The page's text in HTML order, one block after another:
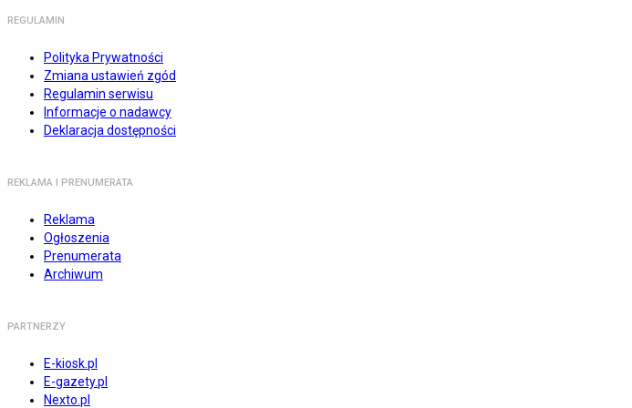
REGULAMIN
Polityka Prywatności
Zmiana ustawień zgód
Regulamin serwisu
Informacje o nadawcy
Deklaracja dostępności
REKLAMA I PRENUMERATA
Reklama
Ogłoszenia
Prenumerata
Archiwum
PARTNERZY
E-kiosk.pl
E-gazety.pl
Nexto.pl